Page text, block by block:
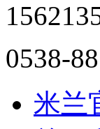
0538-
米兰